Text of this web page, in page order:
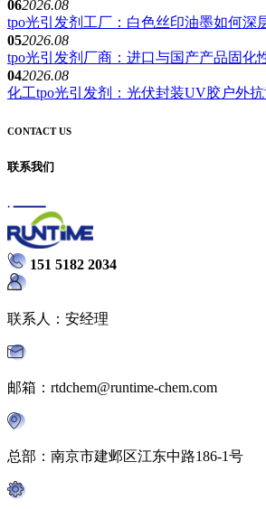
062026.08
tpo光引发剂工厂：白色丝印油墨如何深
052026.08
tpo光引发剂厂商：进口与国产产品固化
042026.08
化工tpo光引发剂：光伏封装UV胶户外
CONTACT US
联系我们
151 5182 2034
联系人：安经理
邮箱：rtdchem@runtime-chem.com
总部：南京市建邺区江东中路186-1号